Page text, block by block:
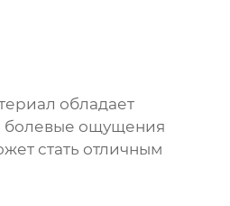
обладает
болевые ощущения
стать отличным